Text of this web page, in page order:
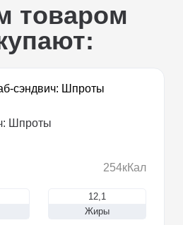
товаром
Шпроты
254кКал
12,1
Жиры